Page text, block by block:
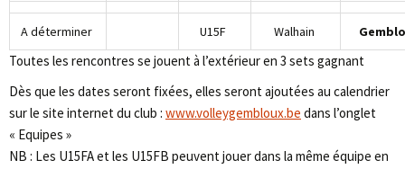
A déterminer U15F Walhain
Toutes les rencontres se jouent à l’extérieur en 3 sets gagnant
Dès que les dates seront fixées, elles seront ajoutées au calendrier
sur le site internet du club : www.volleygembloux.be dans l’onglet
« Equipes »
NB : Les U15FA et les U15FB peuvent jouer dans la même équipe en